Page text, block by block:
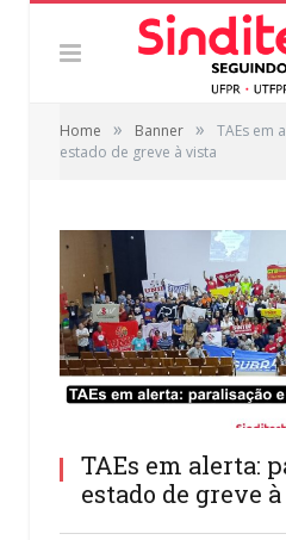
Home » Banner »
TAEs em
estado de greve à vista
TAEs em alerta:
estado de greve